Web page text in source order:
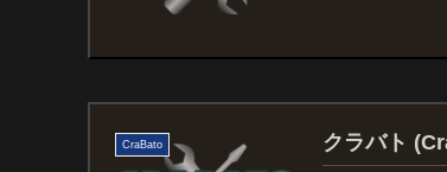
CraBato クラバト